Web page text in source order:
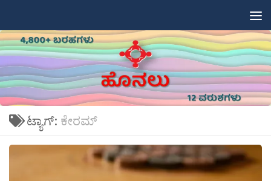
ಟ್ಯಾಗ್: ಕೇರಮ್